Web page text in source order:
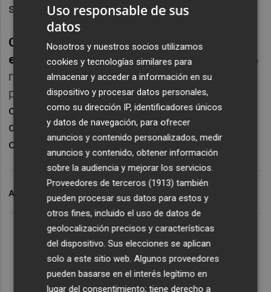
secuencia de ADN.
Oryzon Genomics perdió 1,63 millones de
euros hasta marzo, lo que supone un 10,4 %
menos que hace un año, cuando sus
pérdidas fueron de 1,82 millones.La
compañía catalana continúa avanzando en el
desarrollo clínico de sus programas de
oncología y neurología.
ARCHIVADO EN ORYZON GENOMICS NASDAQ
Uso responsable de sus
datos
Nosotros y nuestros socios utilizamos
cookies y tecnologías similares para
almacenar y acceder a información en su
dispositivo y procesar datos personales,
como su dirección IP, identificadores únicos
y datos de navegación, para ofrecer
anuncios y contenido personalizados, medir
anuncios y contenido, obtener información
sobre la audiencia y mejorar los servicios.
Proveedores de terceros (1913) también
pueden procesar sus datos para estos y
otros fines, incluido el uso de datos de
geolocalización precisos y características
del dispositivo. Sus elecciones se aplican
solo a este sitio web. Algunos proveedores
pueden basarse en el interés legítimo en
lugar del consentimiento; tiene derecho a